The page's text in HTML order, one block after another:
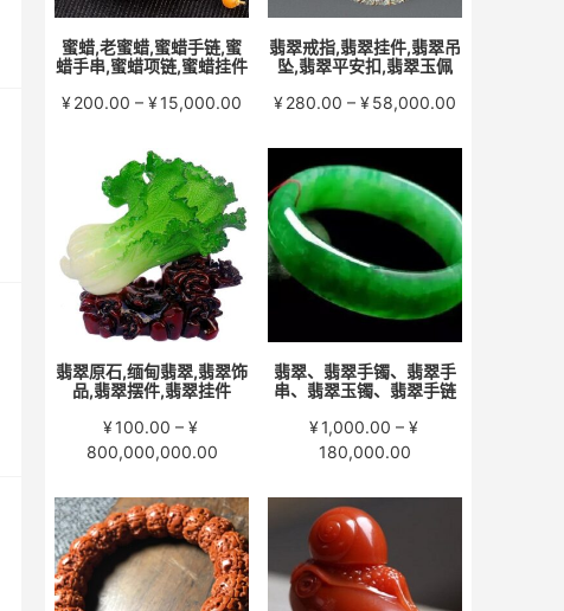
蜜蜡,老蜜蜡,蜜蜡手链,蜜
蜡手串,蜜蜡项链,蜜蜡挂件
¥200.00 – ¥15,000.00
¥200.00
至
¥15,000.00
翡翠戒指,翡翠挂件,翡翠吊
坠,翡翠平安扣,翡翠玉佩
¥280.00 – ¥58,000.00
范
至
¥58,000.00
翡翠原石,缅甸翡翠,翡翠饰
品,翡翠摆件,翡翠挂件
¥100.00 – ¥
800,000,000.00价
范
围：
¥100.00
至
¥800,000,000.00
翡翠、翡翠手镯、翡翠手
串、翡翠玉镯、翡翠手链
¥1,000.00 – ¥
180,000.00
范
¥180,000.00